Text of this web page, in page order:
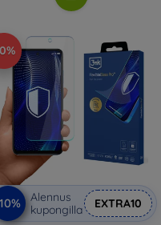
Alennus
kupongilla
EXTRA10